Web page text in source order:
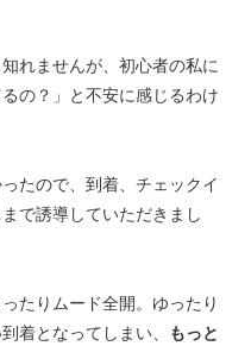
れませんが、初心者の私に
の？」と不安に感じるわけ
たので、到着、チェックイ
で誘導していただきまし
たりムード全開。ゆったり
着となってしまい、 もっと